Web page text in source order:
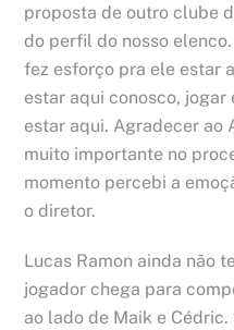
proposta de outro clube
do perfil do nosso
fez esforço pra ele estar
estar aqui conosco,
estar aqui. Agradecer ao
muito importante no
momento percebi a
o diretor.
Lucas Ramon ainda não
jogador chega para
ao lado de Maik e